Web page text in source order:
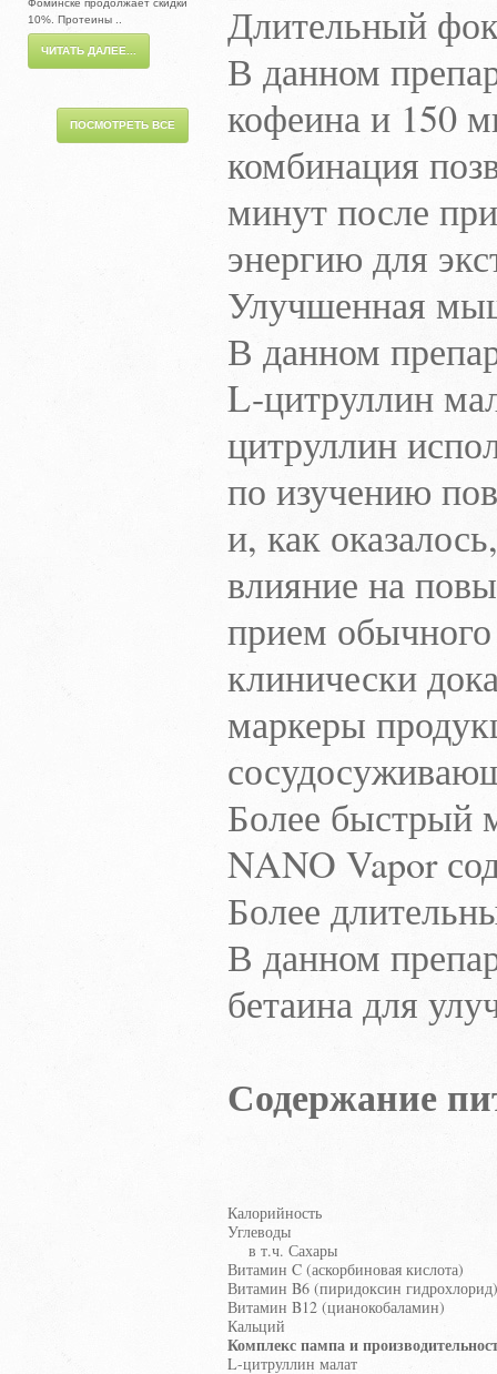
Фоминске продолжает скидки
10%. Протеины ..
ЧИТАТЬ ДАЛЕЕ...
ПОСМОТРЕТЬ ВСЕ
Длительный
В данном
кофеина и 150
комбинация
минут после
энергию для
Улучшенная
В данном
L-цитруллин
цитруллин
по изучению
и, как
влияние на
прием
клинически
маркеры
Более быстрый
NANO Vapor
Более
В данном
бетаина для
Содержание
Калорийность
Углеводы
в т.ч. Сахары
Витамин C (аскорбиновая кислота)
Витамин B6 (пиридоксин гидрохлорид)
Витамин B12 (цианокобаламин)
Кальций
Комплекс пампа и
L-цитруллин малат